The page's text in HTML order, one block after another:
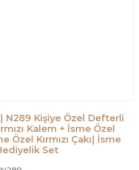
N289 Kişiye Özel Defterli
Kalem + İsme Özel
Özel Kırmızı Çakı| İsme
Set